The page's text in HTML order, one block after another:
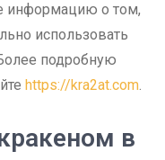
информацию о том,
использовать
подробную
https://kra2at.com.
в